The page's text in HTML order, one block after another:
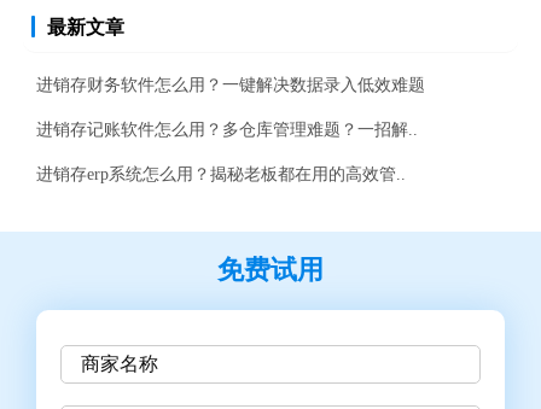
最新文章
进销存财务软件怎么用？一键解决数据录入低效难题
进销存记账软件怎么用？多仓库管理难题？一招解..
进销存erp系统怎么用？揭秘老板都在用的高效管..
免费试用